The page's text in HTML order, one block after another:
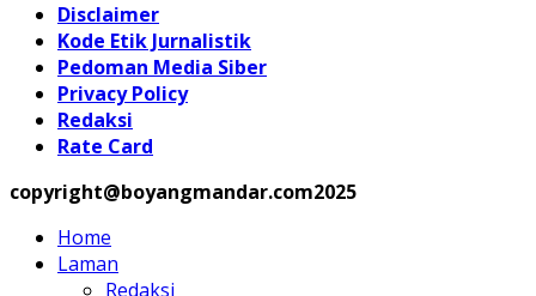
Disclaimer
Kode Etik Jurnalistik
Pedoman Media Siber
Privacy Policy
Redaksi
Rate Card
copyright@boyangmandar.com2025
Home
Laman
Redaksi